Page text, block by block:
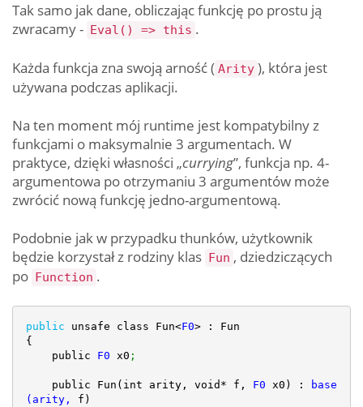
Tak samo jak dane, obliczając funkcję po prostu ją
zwracamy - Eval() => this .
Każda funkcja zna swoją arność ( Arity ), która jest
używana podczas aplikacji.
Na ten moment mój runtime jest kompatybilny z
funkcjami o maksymalnie 3 argumentach. W
praktyce, dzięki własności „currying”, funkcja np. 4-
argumentowa po otrzymaniu 3 argumentów może
zwrócić nową funkcję jedno-argumentową.
Podobnie jak w przypadku thunków, użytkownik
będzie korzystał z rodziny klas Fun , dziedziczących
po Function .
public unsafe class Fun<F0> : Fun
{
    public
F0 x0 ;
    public Fun(int arity, void* f,
F0 x0) :
base
(arity, f)